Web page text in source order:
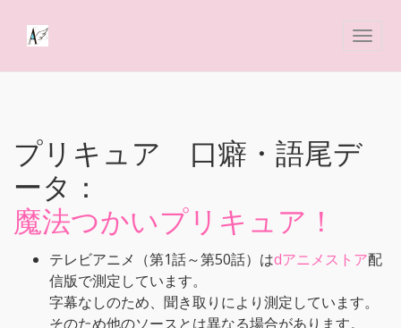
プリキュア 口癖・語尾デ
ータ：
魔法つかいプリキュア！
テレビアニメ（第1話～第50話）はdアニメストア配
信版で測定しています。
字幕なしのため、聞き取りにより測定しています。
そのため他のソースとは異なる場合があります。